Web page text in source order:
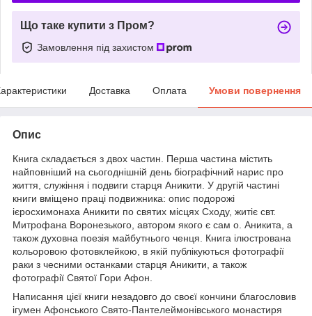
Що таке купити з Пром?
Замовлення під захистом
Доставка Оплата Умови повернення
Опис
Книга складається з двох частин. Перша частина містить
найповніший на сьогоднішній день біографічний нарис про
життя, служіння і подвиги старця Аникити. У другій частині
книги вміщено праці подвижника: опис подорожі
ієросхимонаха Аникити по святих місцях Сходу, житіє свт.
Митрофана Воронезького, автором якого є сам о. Аникита, а
також духовна поезія майбутнього ченця. Книга ілюстрована
кольоровою фотовклейкою, в якій публікуються фотографії
раки з чесними останками старця Аникити, а також
фотографії Святої Гори Афон.
Написання цієї книги незадовго до своєї кончини благословив
ігумен Афонського Свято-Пантелеймонівського монастиря